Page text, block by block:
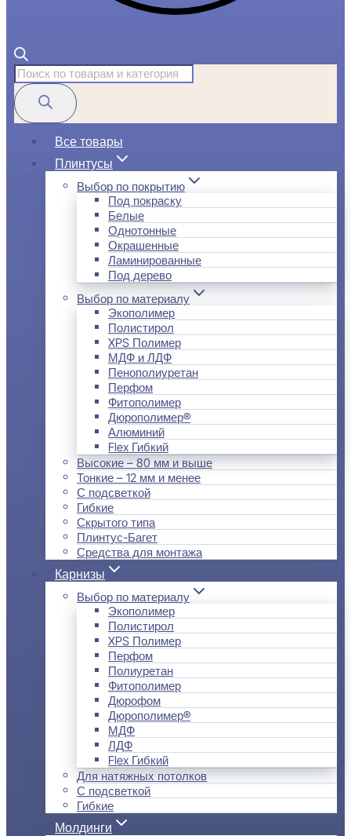
Поиск
товаров
Все товары
Плинтусы
Выбор по покрытию
Под покраску
Белые
Однотонные
Окрашенные
Ламинированные
Под дерево
Выбор по материалу
Экополимер
Полистирол
XPS Полимер
МДФ и ЛДФ
Пенополиуретан
Перфом
Фитополимер
Дюрополимер®
Алюминий
Flex Гибкий
Высокие – 80 мм и выше
Тонкие – 12 мм и менее
С подсветкой
Гибкие
Скрытого типа
Плинтус-Багет
Средства для монтажа
Карнизы
Выбор по материалу
Экополимер
Полистирол
XPS Полимер
Перфом
Полиуретан
Фитополимер
Дюрофом
Дюрополимер®
МДФ
ЛДФ
Flex Гибкий
Для натяжных потолков
С подсветкой
Гибкие
Молдинги